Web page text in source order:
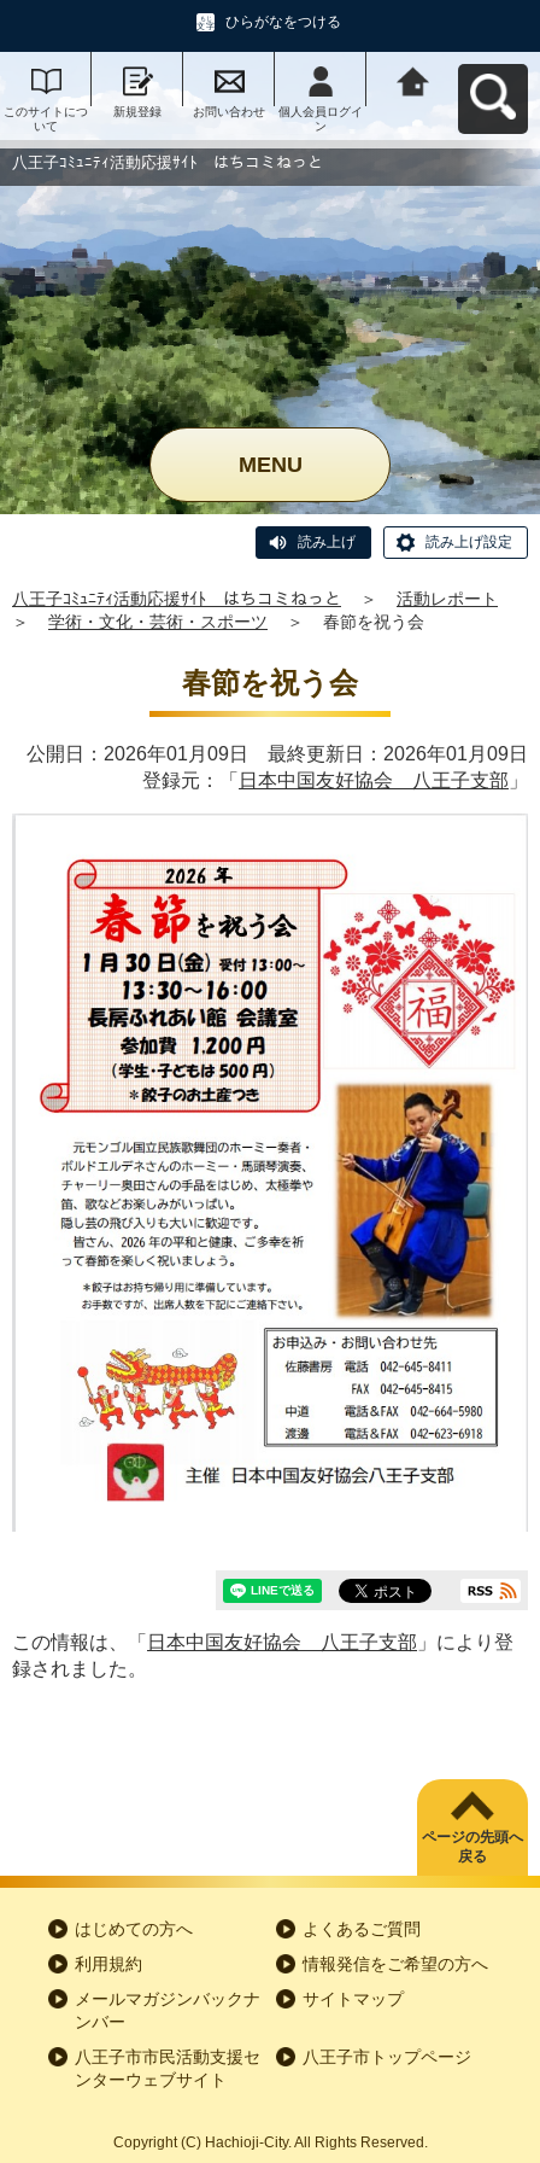
ひらがなをつける
このサイトにつ
いて
新規登録 お問い合わせ
個人会員ログイ
ン
動応援ｻｲﾄ はち
コミねっとへ戻
八王子ｺﾐｭﾆﾃｨ活動応援ｻｲﾄ はちコミねっと
MENU
読み上げ 読み上げ設定
八王子ｺﾐｭﾆﾃｨ活動応援ｻｲﾄ はちコミねっと ＞
活動レポート
＞
学術・文化・芸術・スポーツ ＞ 春節を祝う会
春節を祝う会
公開日：2026年01月09日 最終更新日：2026年01月09日
登録元：「 日本中国友好協会 八王子支部 」
この情報は、「 日本中国友好協会 八王子支部 」により登
録されました。
ページの先頭へ
戻る
はじめての方へ
よくあるご質問
利用規約
情報発信をご希望の方へ
メールマガジンバックナ
ンバー
サイトマップ
八王子市市民活動支援セ
ンターウェブサイト
八王子市トップページ
Copyright(C) Hachioji-City. All Rights Reserved.